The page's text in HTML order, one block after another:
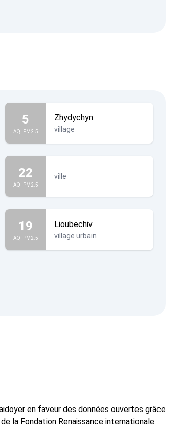
5
AQI PM2.5
Zhydychyn
village
22
AQI PM2.5
ville
19
AQI PM2.5
Lioubechiv
village urbain
en faveur des données ouvertes grâce
la Fondation Renaissance internationale.